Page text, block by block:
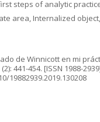
steps of analytic
area, Internalized object,
de Winnicott en mi
441-454. [ISSN 1988-
19882939.2019.130208